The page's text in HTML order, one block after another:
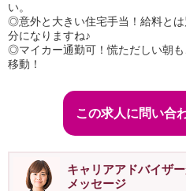
い。
◎意外と大きい住宅手当！給料と
分になりますね♪
◎マイカー通勤可！慌ただしい朝
移動！
この求人に問い合
キャリアアドバイザ
メッセージ